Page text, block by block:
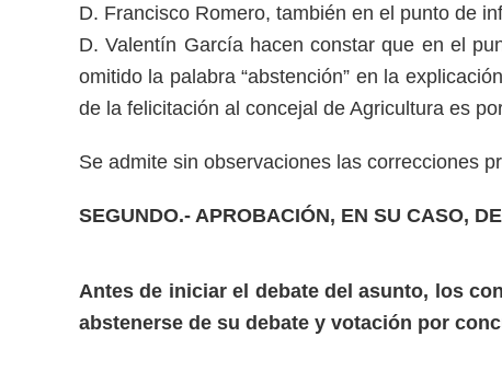
D. Francisco Romero, también en el punto de
D. Valentín García hacen constar que en el
omitido la palabra “abstención” en la
de la felicitación al concejal de Agricultura es
Se admite sin observaciones las correcciones
SEGUNDO.- APROBACIÓN, EN SU CASO,
Antes de iniciar el debate del asunto, los
abstenerse de su debate y votación por